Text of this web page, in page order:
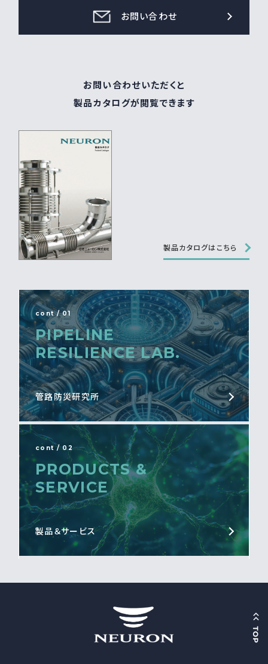
お問い合わせ
お問い合わせいただくと
製品カタログが閲覧できます
製品カタログはこちら
cont / 01
PIPELINE
RESILIENCE LAB.
管路防災研究所
cont / 02
PRODUCTS &
SERVICE
製品＆サービス